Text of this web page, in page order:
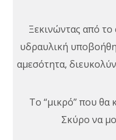
Ξεκινώντας από
υδραυλική
αμεσότητα,
Το “μικρό” που θα
Σκύρο να